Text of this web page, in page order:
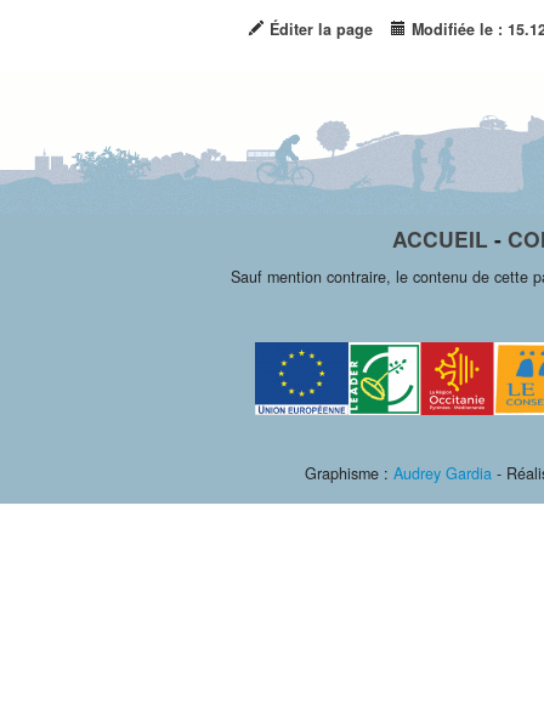
Éditer la page Modifiée le :
ACCUEIL -
Sauf mention contraire, le contenu de cette
Graphisme : Audrey Gardia -